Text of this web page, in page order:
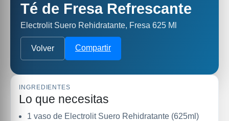
Té de Fresa Refrescante
Electrolit Suero Rehidratante, Fresa 625 Ml
Volver Compartir
INGREDIENTES
Lo que necesitas
1 vaso de Electrolit Suero Rehidratante (625ml)